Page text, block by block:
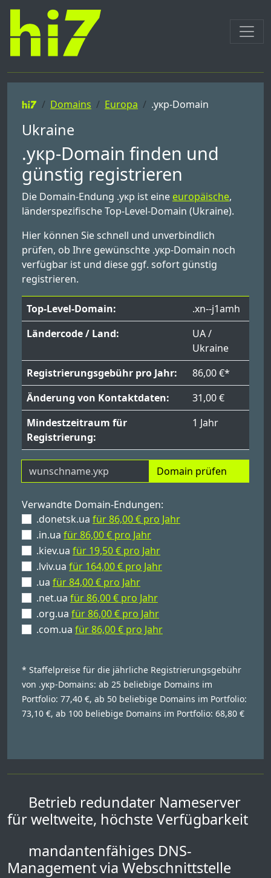
Domains Europa .укр-Domain
Ukraine
.укр-Domain finden und
günstig registrieren
Die Domain-Endung .укр ist eine europäische,
länderspezifische Top-Level-Domain (Ukraine).
Hier können Sie schnell und unverbindlich
prüfen, ob Ihre gewünschte .укр-Domain noch
verfügbar ist und diese ggf. sofort günstig
registrieren.
Top-Level-Domain:
.xn--j1amh
Ländercode / Land:
UA /
Ukraine
Registrierungsgebühr pro Jahr:
86,00 €*
Änderung von Kontaktdaten:
31,00 €
Mindestzeitraum für
Registrierung:
1 Jahr
Domain prüfen
Verwandte Domain-Endungen:
.donetsk.ua für 86,00 € pro Jahr
.in.ua für 86,00 € pro Jahr
.kiev.ua für 19,50 € pro Jahr
.lviv.ua für 164,00 € pro Jahr
.ua für 84,00 € pro Jahr
.net.ua für 86,00 € pro Jahr
.org.ua für 86,00 € pro Jahr
.com.ua für 86,00 € pro Jahr
* Staffelpreise für die jährliche Registrierungsgebühr
von .укр-Domains: ab 25 beliebige Domains im
Portfolio: 77,40 €, ab 50 beliebige Domains im Portfolio:
73,10 €, ab 100 beliebige Domains im Portfolio: 68,80 €
Betrieb redundater Nameserver
für weltweite, höchste Verfügbarkeit
mandantenfähiges DNS-
Management via Webschnittstelle